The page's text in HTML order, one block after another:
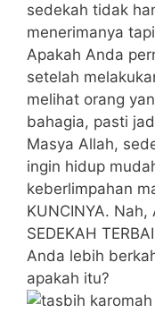
sedekah tidak
menerimanya
Apakah Anda
setelah
melihat orang
bahagia, pasti
Masya Allah,
ingin hidup
keberlimpahan
KUNCINYA.
SEDEKAH
Anda lebih
apakah itu?